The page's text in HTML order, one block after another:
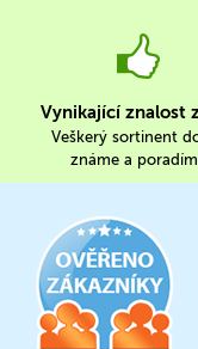
Vynikající znalost
Veškerý sortinent
známe a